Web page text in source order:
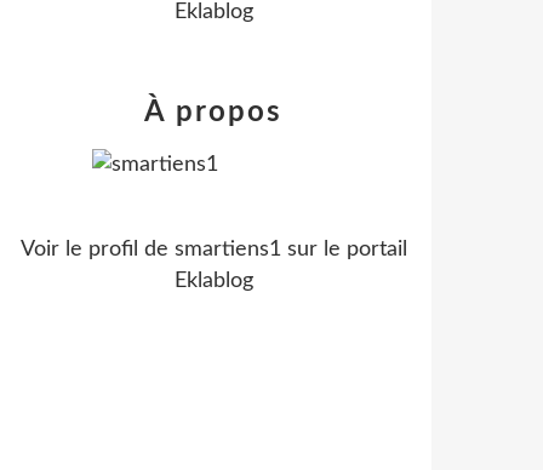
Eklablog
À propos
Voir le profil de smartiens1sur le portail
Eklablog